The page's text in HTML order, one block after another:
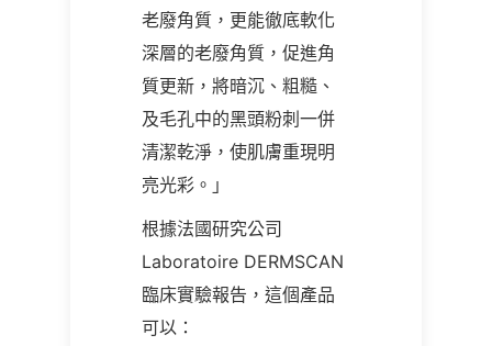
老廢角質，更能徹底軟化
深層的老廢角質，促進角
質更新，將暗沉、粗糙、
及毛孔中的黑頭粉刺一併
清潔乾淨，使肌膚重現明
亮光彩。」
根據法國研究公司
Laboratoire DERMSCAN
臨床實驗報告，這個產品
可以：